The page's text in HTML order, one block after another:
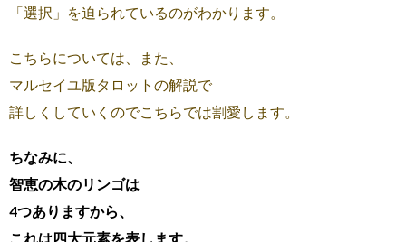
「選択」を迫られているのがわかります。
こちらについては、また、
マルセイユ版タロットの解説で
詳しくしていくのでこちらでは割愛します。
ちなみに、
智恵の木のリンゴは
4つありますから、
これは四大元素を表します。